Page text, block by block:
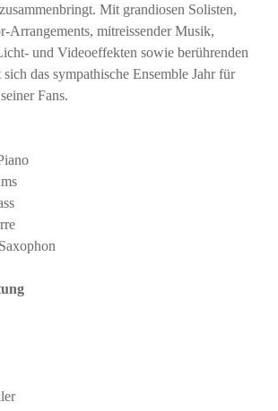
Mit grandiosen Solisten,
Arrangements, mitreissender Musik,
und Videoeffekten sowie berührenden
das sympathische Ensemble Jahr für
Fans.